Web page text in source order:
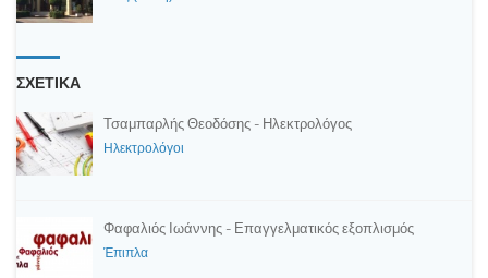
ΣΧΕΤΙΚΑ
Τσαμπαρλής Θεοδόσης - Ηλεκτρολόγος
Ηλεκτρολόγοι
Φαφαλιός Ιωάννης - Επαγγελματικός εξοπλισμός
Έπιπλα